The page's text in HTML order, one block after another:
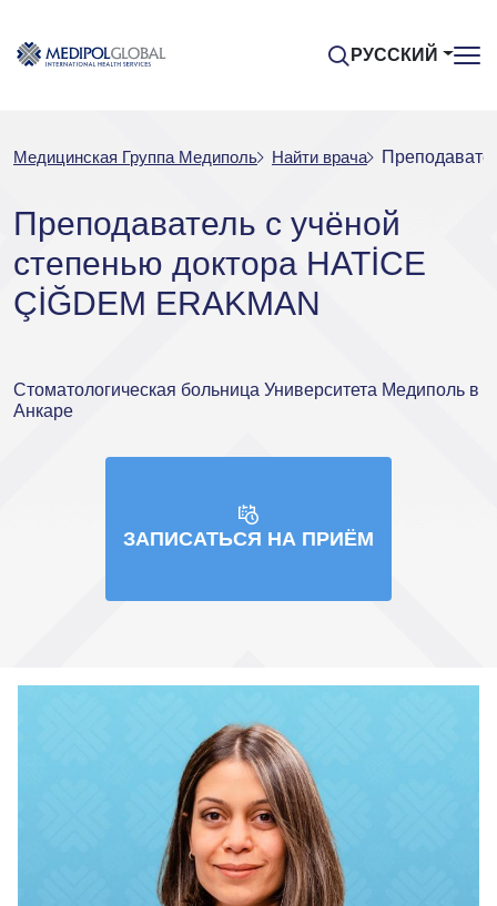
РУССКИЙ
Медицинская Группа Медиполь Найти врача
Преподаватель с учёной
степенью доктора HATİCE
ÇİĞDEM ERAKMAN
Стоматологическая больница Университета Медиполь в
Анкаре
ЗАПИСАТЬСЯ НА ПРИЁМ